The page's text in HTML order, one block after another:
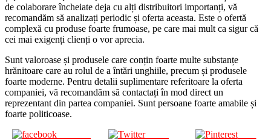
de colaborare încheiate deja cu alți distribuitori importanți, vă
recomandăm să analizați periodic și oferta aceasta. Este o ofertă
complexă cu produse foarte frumoase, pe care mai mult ca sigur că
cei mai exigenți clienți o vor aprecia.
Sunt valoroase și produsele care conțin foarte multe substanțe
hrănitoare care au rolul de a întări unghiile, precum și produsele
foarte moderne. Pentru detalii suplimentare referitoare la oferta
companiei, vă recomandăm să contactați în mod direct un
reprezentant din partea companiei. Sunt persoane foarte amabile și
foarte politicoase.
Tweet Save